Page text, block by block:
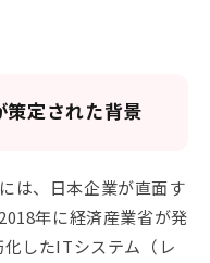
策定された背景
は、日本企業が直面す
年に経済産業省が発
したITシステム（レ